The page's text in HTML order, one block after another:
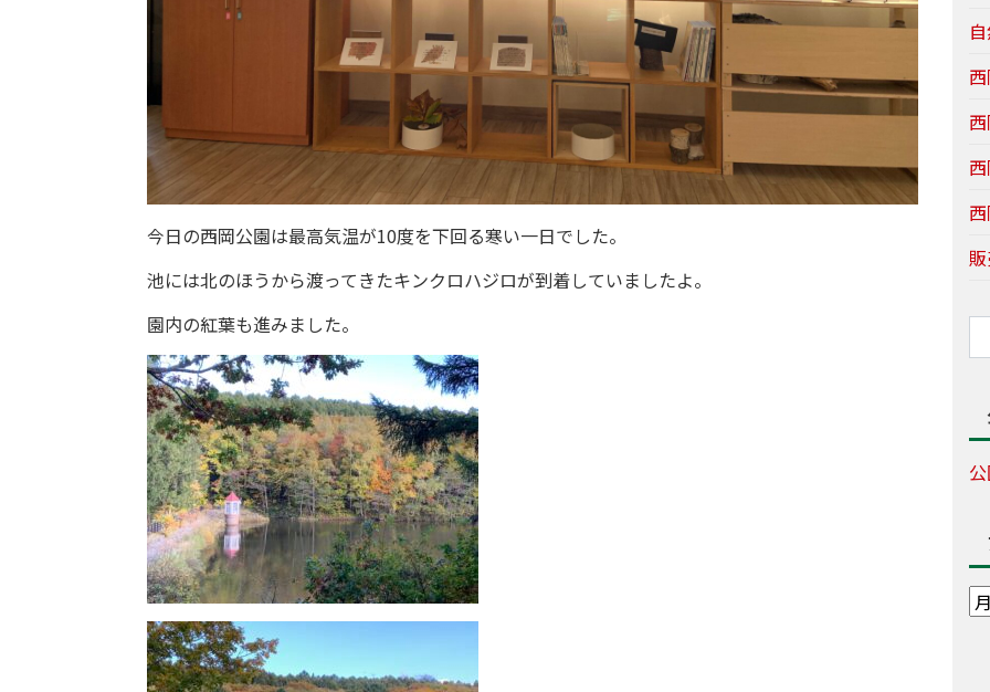
今日の西岡公園は最高気温が10度を下回る寒い一日でした。
池には北のほうから渡ってきたキンクロハジロが到着していましたよ。
園内の紅葉も進みました。